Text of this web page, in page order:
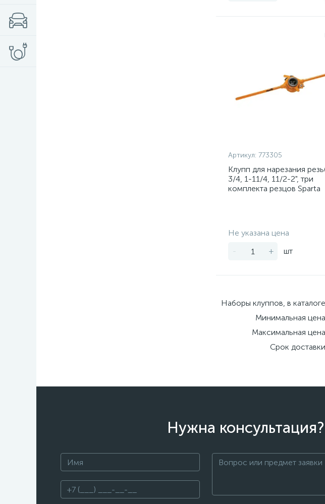
Артикул: 773305
Клупп для нарезания
3/4, 1-11/4, 11/2-2", три
комплекта резцов Sparta
Не указана цена
-
+ шт
Наборы клуппов, в
Минимальная
Максимальная
Срок
Нужна